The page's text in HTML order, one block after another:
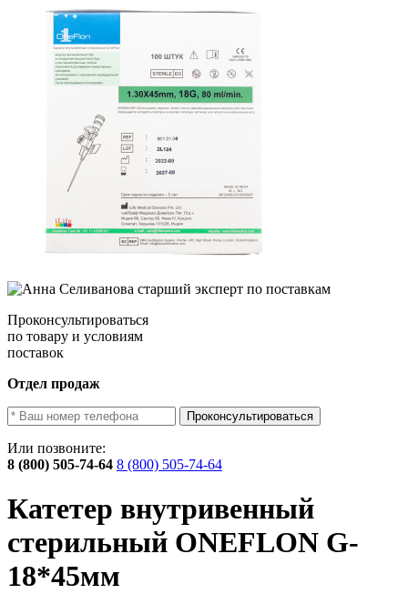
Проконсультироваться
по товару и условиям
поставок
Отдел продаж
Проконсультироваться
Или позвоните:
8 (800) 505-74-64 8 (800) 505-74-64
Катетер внутривенный
стерильный ONEFLON G-
18*45мм